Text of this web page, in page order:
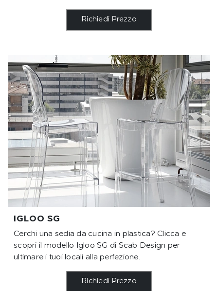
Richiedi Prezzo
IGLOO SG
Cerchi una sedia da cucina in plastica? Clicca e
scopri il modello Igloo SG di Scab Design per
ultimare i tuoi locali alla perfezione.
Richiedi Prezzo